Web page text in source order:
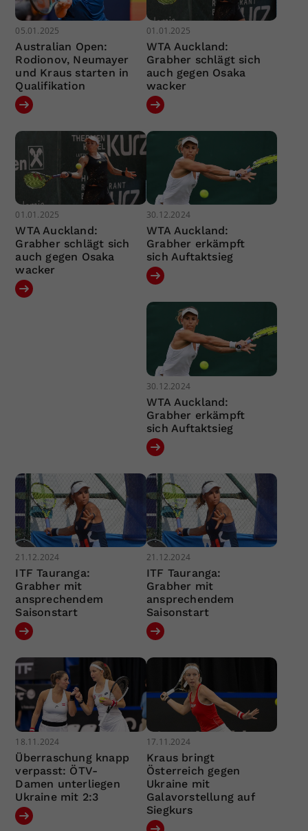
05.01.2025
Australian Open:
Rodionov, Neumayer
und Kraus starten in
Qualifikation
01.01.2025
WTA Auckland:
Grabher schlägt sich
auch gegen Osaka
wacker
01.01.2025
WTA Auckland:
Grabher schlägt sich
auch gegen Osaka
wacker
30.12.2024
WTA Auckland:
Grabher erkämpft
sich Auftaktsieg
30.12.2024
WTA Auckland:
Grabher erkämpft
sich Auftaktsieg
21.12.2024
ITF Tauranga:
Grabher mit
ansprechendem
Saisonstart
21.12.2024
ITF Tauranga:
Grabher mit
ansprechendem
Saisonstart
18.11.2024
Überraschung knapp
verpasst: ÖTV-
Damen unterliegen
Ukraine mit 2:3
17.11.2024
Kraus bringt
Österreich gegen
Ukraine mit
Galavorstellung auf
Siegkurs